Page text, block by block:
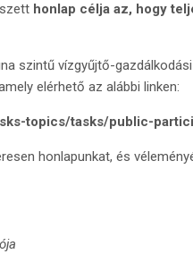
honlap célja az, hogy
szintű vízgyűjtő-
elérhető az alábbi linken:
topics/tasks/public-
honlapunkat, és